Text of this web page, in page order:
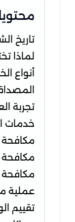
تاريخ
لماذا
أنواع
تجربة
خدمات
مكافحة
مكافحة
مكافحة
عملية
تقييم